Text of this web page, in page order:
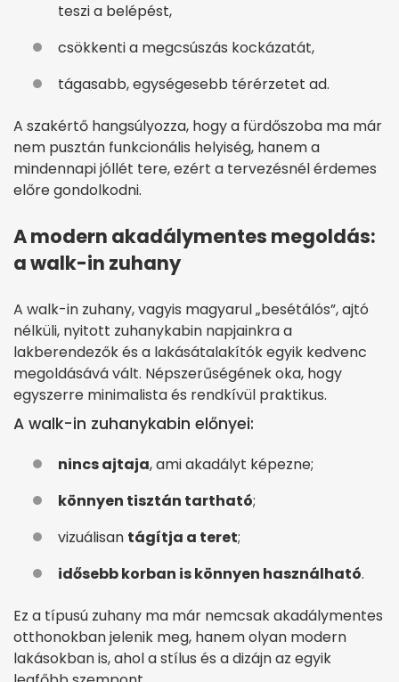
teszi a belépést,
csökkenti a megcsúszás kockázatát,
tágasabb, egységesebb térérzetet ad.
A szakértő hangsúlyozza, hogy a fürdőszoba ma már
nem pusztán funkcionális helyiség, hanem a
mindennapi jóllét tere, ezért a tervezésnél érdemes
előre gondolkodni.
A modern akadálymentes megoldás:
a walk-in zuhany
A walk-in zuhany, vagyis magyarul „besétálós”, ajtó
nélküli, nyitott zuhanykabin napjainkra a
lakberendezők és a lakásátalakítók egyik kedvenc
megoldásává vált. Népszerűségének oka, hogy
egyszerre minimalista és rendkívül praktikus.
A walk-in zuhanykabin előnyei:
nincs ajtaja, ami akadályt képezne;
könnyen tisztán tartható;
vizuálisan tágítja a teret;
idősebb korban is könnyen használható.
Ez a típusú zuhany ma már nemcsak akadálymentes
otthonokban jelenik meg, hanem olyan modern
lakásokban is, ahol a stílus és a dizájn az egyik